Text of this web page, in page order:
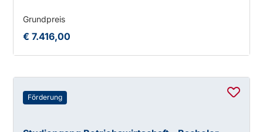
Grundpreis
€ 7.416,00
Förderung